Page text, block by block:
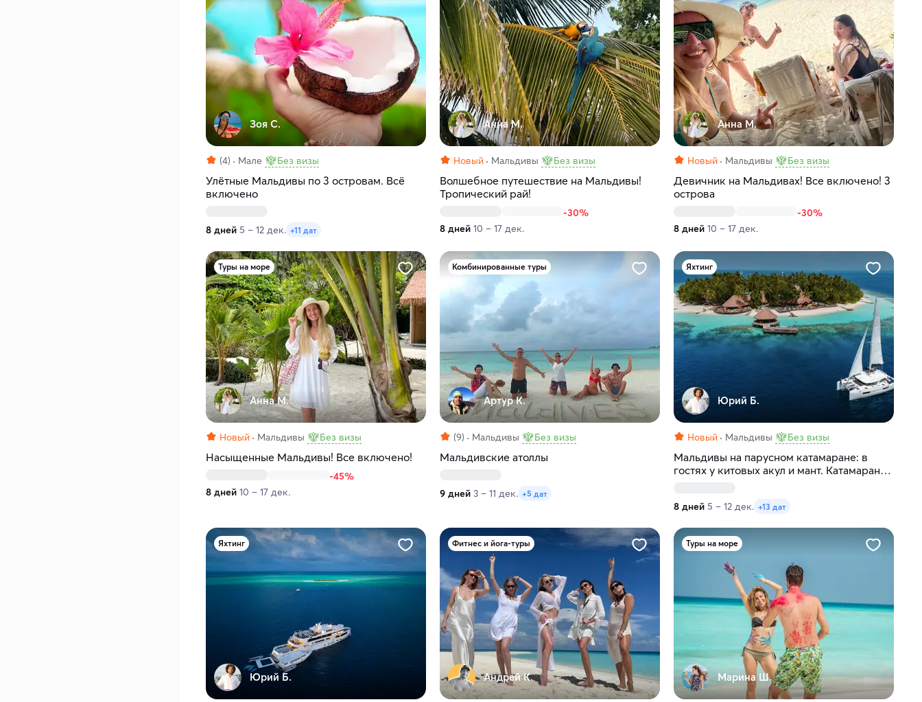
Зоя С.
(4) Мале Без визы
Улётные Мальдивы по 3 островам. Всё
включено
8 дней 5 – 12 дек. +11 дат
Анна М.
Новый Мальдивы Без визы
Волшебное путешествие на Мальдивы!
Тропический рай!
-30%
8 дней 10 – 17 дек.
Анна М.
Новый Мальдивы Без визы
Девичник на Мальдивах! Все включено! 3
острова
-30%
8 дней 10 – 17 дек.
Туры на море
Анна М.
Новый Мальдивы Без визы
Насыщенные Мальдивы! Все включено!
-45%
8 дней 10 – 17 дек.
Комбинированные туры
Артур К.
(9) Мальдивы Без визы
Мальдивcкие атоллы
9 дней 3 – 11 дек. +5 дат
Яхтинг
Юрий Б.
Новый Мальдивы Без визы
Мальдивы на парусном катамаране: в
гостях у китовых акул и мант. Катамаран
8 дней 5 – 12 дек. +13 дат
Яхтинг
Юрий Б.
Фитнес и йога-туры
Андрей К.
Туры на море
Марина Ш.